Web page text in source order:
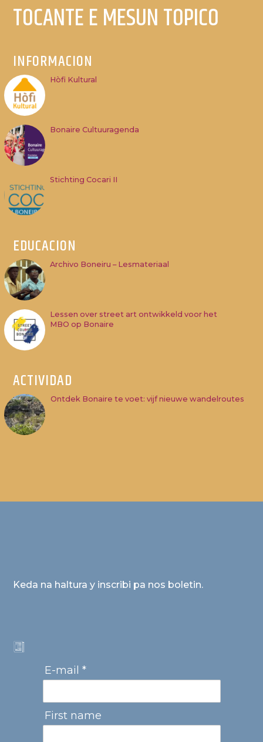
TOCANTE E MESUN TOPICO
INFORMACION
Hòfi Kultural
Bonaire Cultuuragenda
Stichting Cocari II
EDUCACION
Archivo Boneiru – Lesmateriaal
Lessen over street art ontwikkeld voor het
MBO op Bonaire
ACTIVIDAD
Ontdek Bonaire te voet: vijf nieuwe wandelroutes
Keda na haltura y inscribi pa nos boletin.
E-mail *
First name